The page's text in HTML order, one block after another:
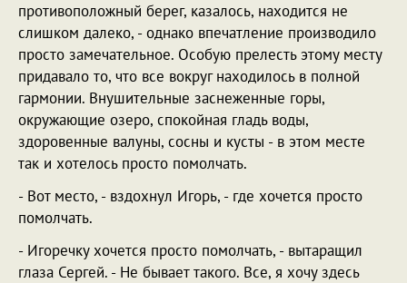
противоположный берег, казалось, находится не
слишком далеко, - однако впечатление производило
просто замечательное. Особую прелесть этому месту
придавало то, что все вокруг находилось в полной
гармонии. Внушительные заснеженные горы,
окружающие озеро, спокойная гладь воды,
здоровенные валуны, сосны и кусты - в этом месте
так и хотелось просто помолчать.
- Вот место, - вздохнул Игорь, - где хочется просто
помолчать.
- Игоречку хочется просто помолчать, - вытаращил
глаза Сергей. - Не бывает такого. Все, я хочу здесь